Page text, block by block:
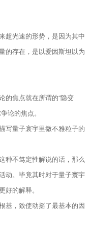
超光速的形势，是因为其中
的存在，是以爱因斯坦以为
的焦点就在所谓的“隐变
论的焦点。
写量子寰宇里微不雅粒子的
种不笃定性解说的话，那么
动。毕竟其时对于量子寰宇
的解释。
基，致使动摇了最基本的因